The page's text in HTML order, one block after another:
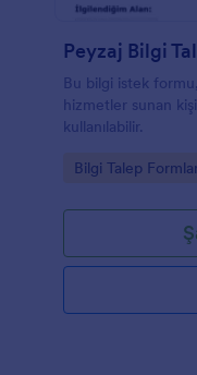
Peyzaj Bilgi
Bu bilgi istek
hizmetler sunan
kullanılabilir.
Go to Category:
Bilgi Talep